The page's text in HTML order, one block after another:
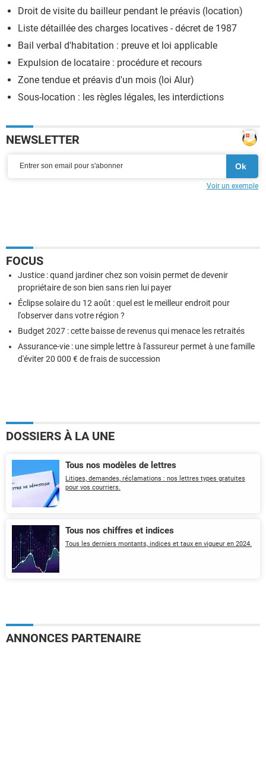
Droit de visite du bailleur pendant le préavis (location)
Liste détaillée des charges locatives - décret de 1987
Bail verbal d'habitation : preuve et loi applicable
Expulsion de locataire : procédure et recours
Zone tendue et préavis d'un mois (loi Alur)
Sous-location : les règles légales, les interdictions
NEWSLETTER
Voir un exemple
FOCUS
Justice : quand jardiner chez son voisin permet de devenir
propriétaire de son bien sans rien lui payer
Éclipse solaire du 12 août : quel est le meilleur endroit pour
l'observer dans votre région ?
Budget 2027 : cette baisse de revenus qui menace les retraités
Assurance-vie : une simple lettre à l'assureur permet à une famille
d'éviter 20 000 € de frais de succession
DOSSIERS À LA UNE
Tous nos modèles de lettres
Litiges, demandes, réclamations : nos lettres types gratuites
pour vos courriers.
Tous nos chiffres et indices
Tous les derniers montants, indices et taux en vigueur en 2024.
ANNONCES PARTENAIRE